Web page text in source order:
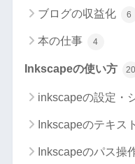
ブログの収益化 6
本の仕事 4
Inkscapeの使い方 20
inkscapeの設定・
Inkscapeのテキス
Inkscapeのパス操